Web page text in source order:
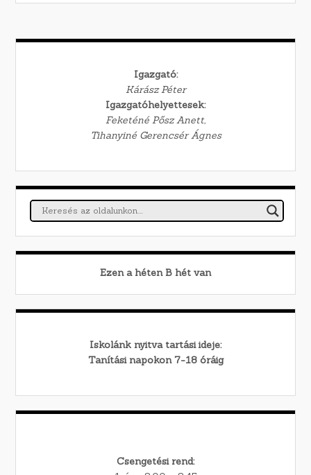
Igazgató:
Kárász Péter
Igazgatóhelyettesek:
Feketéné Pősz Anett,
Tihanyiné Gerencsér Ágnes
Ezen a héten B hét van
Iskolánk nyitva tartási ideje:
Tanítási napokon 7-18 óráig
Csengetési rend: